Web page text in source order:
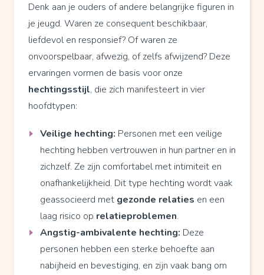
Denk aan je ouders of andere belangrijke figuren in
je jeugd. Waren ze consequent beschikbaar,
liefdevol en responsief? Of waren ze
onvoorspelbaar, afwezig, of zelfs afwijzend? Deze
ervaringen vormen de basis voor onze
hechtingsstijl, die zich manifesteert in vier
hoofdtypen:
Veilige hechting: Personen met een veilige
hechting hebben vertrouwen in hun partner en in
zichzelf. Ze zijn comfortabel met intimiteit en
onafhankelijkheid. Dit type hechting wordt vaak
geassocieerd met gezonde relaties en een
laag risico op relatieproblemen.
Angstig-ambivalente hechting: Deze
personen hebben een sterke behoefte aan
nabijheid en bevestiging, en zijn vaak bang om